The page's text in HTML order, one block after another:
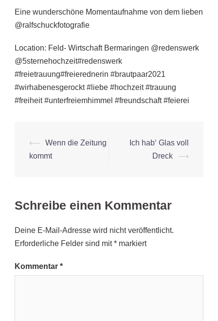
Eine wunderschöne Momentaufnahme von dem lieben
@ralfschuckfotografie
Location: Feld- Wirtschaft Bermaringen @redenswerk
@5sternehochzeit#redenswerk
#freietrauung#freierednerin #brautpaar2021
#wirhabenesgerockt #liebe #hochzeit #trauung
#freiheit #unterfreiemhimmel #freundschaft #feierei
Beitrags-
Navigation
⟵
Wenn die Zeitung
kommt
Ich hab‘ Glas voll
Dreck
⟶
Schreibe einen Kommentar
Deine E-Mail-Adresse wird nicht veröffentlicht.
Erforderliche Felder sind mit* markiert
Kommentar *